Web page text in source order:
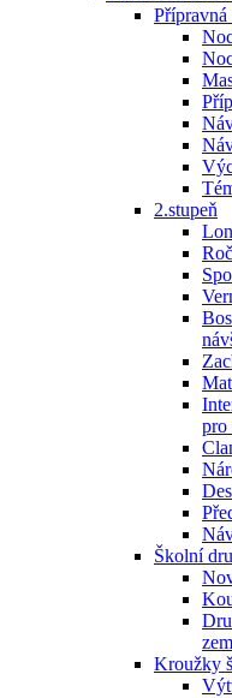
Přípravná
2.stupeň
pro
Školní
Kroužky